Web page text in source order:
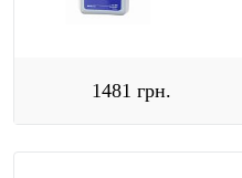
1481 грн.